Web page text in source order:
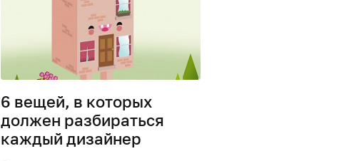
6 вещей, в которых
должен разбираться
каждый дизайнер